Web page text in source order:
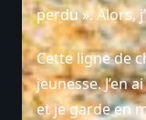
perdu ». Alors,
Cette ligne de
jeunesse. J’en
et je garde en